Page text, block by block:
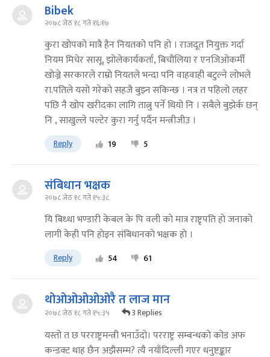
Bibek
२०७८ जेठ १८ गते १६:१७
कुरा खोपको मात्रै हैन नियतको पनि हो । राजदूत नियुक्त गर्दा
नियम मिचेर सासू, झोलेकार्यकर्ता, बिचौलिया र एनजिओकर्मी
खोज्ने सरकारले राम्रो नियतले भन्दा पनि वाहवाही बटुल्ने लोभले
रा.पतिले यसो गरेको सहजै बुझ्न सकिन्छ । नत्र त पहिलो लहर
पछि नै खोप खरीदका लागि तात्नु पर्ने थियो नि । सबैले बुझेर्क छन्
नि , साखुल्ले पल्टेर कुरा गर्नु पर्दैन मन्त्रीजीउ ।
Reply 19 5
संबिधान भक्षक
२०७८ जेठ १८ गते १५:३८
यि बिध्धा भण्डारी केबल के पि वली काे मात्र राष्टृपति हाे जनाकाे
लागी केही पनि हाेइन संबिधानकाे भक्षक हाे ।
Reply 54 61
थोओओओओओरै त लाज मान
२०७८ जेठ १८ गते १५:३५ 3 Replies
यस्तो त छ परराष्ट्रमन्त्री भनाउँदो। परराष्ट्र सम्बन्धको कोड अफ
कन्डक्ट थाह छैन अझैसम्म? त्यै नयाँदिल्ली गएर धनुष्टङ्कार